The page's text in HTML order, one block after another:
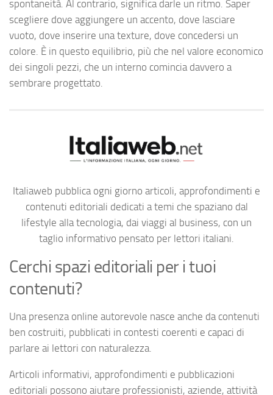
spontaneità. Al contrario, significa darle un ritmo. Saper
scegliere dove aggiungere un accento, dove lasciare
vuoto, dove inserire una texture, dove concedersi un
colore. È in questo equilibrio, più che nel valore economico
dei singoli pezzi, che un interno comincia davvero a
sembrare progettato.
Italiaweb pubblica ogni giorno articoli, approfondimenti e
contenuti editoriali dedicati a temi che spaziano dal
lifestyle alla tecnologia, dai viaggi al business, con un
taglio informativo pensato per lettori italiani.
Cerchi spazi editoriali per i tuoi
contenuti?
Una presenza online autorevole nasce anche da contenuti
ben costruiti, pubblicati in contesti coerenti e capaci di
parlare ai lettori con naturalezza.
Articoli informativi, approfondimenti e pubblicazioni
editoriali possono aiutare professionisti, aziende, attività